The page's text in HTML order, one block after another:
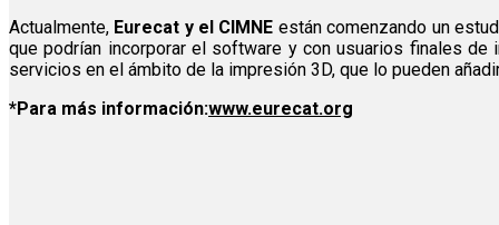
Actualmente, Eurecat y el CIMNE están comenzando un
que podrían incorporar el software y con usuarios finales
servicios en el ámbito de la impresión 3D, que lo pueden
*Para más información:www.eurecat.org